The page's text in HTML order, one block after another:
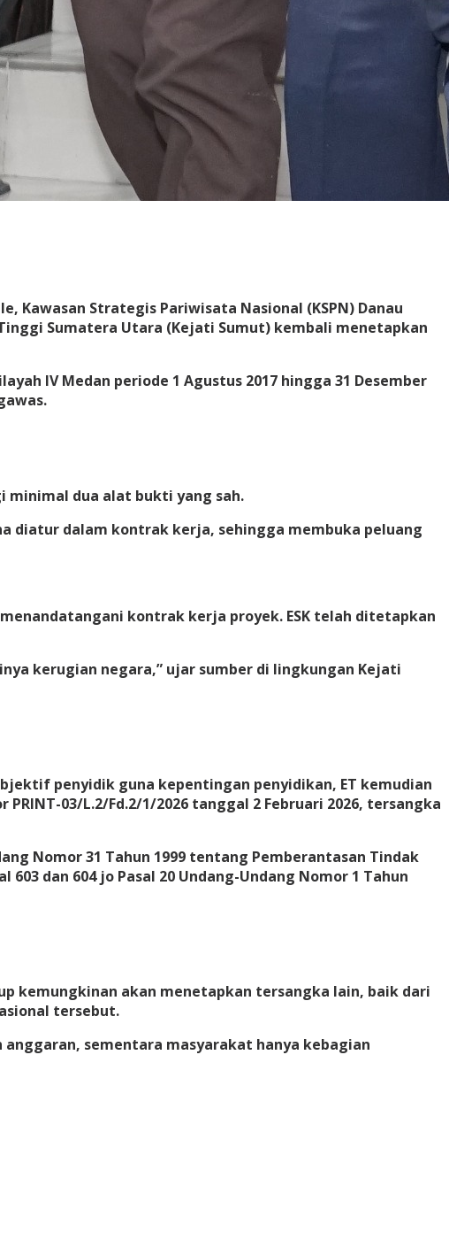
Kawasan Strategis Pariwisata Nasional (KSPN) Danau
Sumatera Utara (Kejati Sumut) kembali menetapkan
IV Medan periode 1 Agustus 2017 hingga 31 Desember
minimal dua alat bukti yang sah.
diatur dalam kontrak kerja, sehingga membuka peluang
kontrak kerja proyek. ESK telah ditetapkan
kerugian negara,” ujar sumber di lingkungan Kejati
penyidik guna kepentingan penyidikan, ET kemudian
03/L.2/Fd.2/1/2026 tanggal 2 Februari 2026, tersangka
Nomor 31 Tahun 1999 tentang Pemberantasan Tindak
dan 604 jo Pasal 20 Undang-Undang Nomor 1 Tahun
kemungkinan akan menetapkan tersangka lain, baik dari
tersebut.
sementara masyarakat hanya kebagian